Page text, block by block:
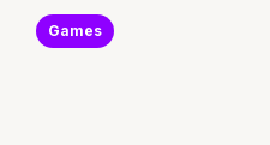
Games